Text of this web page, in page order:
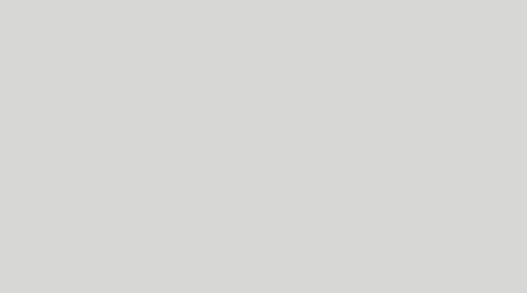
[GK] Le studio de FIFA
[GK] La PlayStation 1 en
[GK] GTA 6 : Rockstar